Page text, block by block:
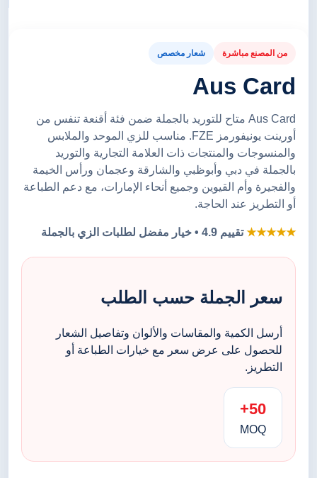
من المصنع مباشرة شعار مخصص
Aus Card
Aus Card متاح للتوريد بالجملة ضمن فئة أقنعة تنفس من
أورينت يونيفورمز FZE. مناسب للزي الموحد والملابس
والمنسوجات والمنتجات ذات العلامة التجارية والتوريد
بالجملة في دبي وأبوظبي والشارقة وعجمان ورأس الخيمة
والفجيرة وأم القيوين وجميع أنحاء الإمارات، مع دعم الطباعة
أو التطريز عند الحاجة.
★★★★★تقييم 4.9 • خيار مفضل لطلبات الزي بالجملة
سعر الجملة حسب الطلب
أرسل الكمية والمقاسات والألوان وتفاصيل الشعار
للحصول على عرض سعر مع خيارات الطباعة أو
التطريز.
50+
MOQ